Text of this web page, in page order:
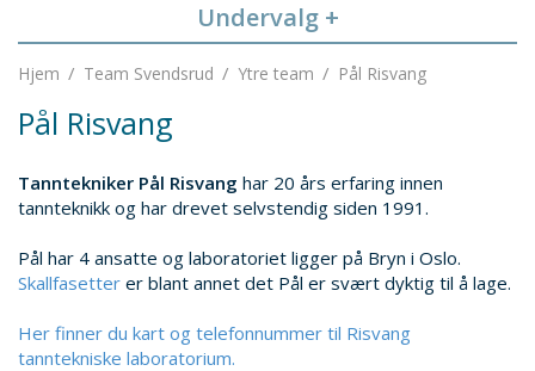
Undervalg +
Hjem / Team Svendsrud / Ytre team / Pål Risvang
Pål Risvang
Tanntekniker Pål Risvang har 20 års erfaring innen
tannteknikk og har drevet selvstendig siden 1991.
Pål har 4 ansatte og laboratoriet ligger på Bryn i Oslo.
Skallfasetter er blant annet det Pål er svært dyktig til å lage.
Her finner du kart og telefonnummer til Risvang
tanntekniske laboratorium.